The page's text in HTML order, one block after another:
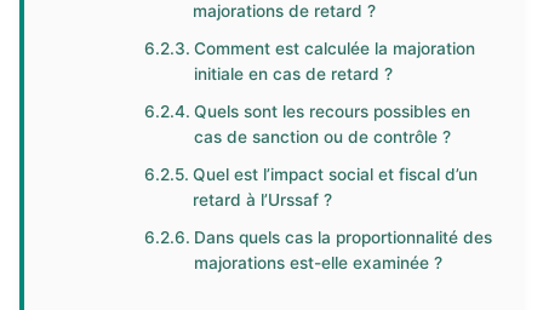
majorations de retard ?
Comment est calculée la majoration
initiale en cas de retard ?
Quels sont les recours possibles en
cas de sanction ou de contrôle ?
Quel est l’impact social et fiscal d’un
retard à l’Urssaf ?
Dans quels cas la proportionnalité des
majorations est-elle examinée ?